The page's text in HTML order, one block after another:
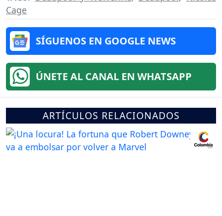
Cage
SÍGUENOS EN GOOGLE NEWS
ÚNETE AL CANAL EN WHATSAPP
ARTÍCULOS RELACIONADOS